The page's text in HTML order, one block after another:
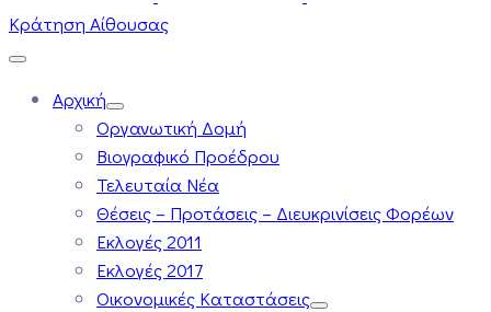
Κράτηση Αίθουσας
Αρχική
Οργανωτική Δομή
Βιογραφικό Προέδρου
Τελευταία Νέα
Θέσεις – Προτάσεις – Διευκρινίσεις Φορέων
Εκλογές 2011
Εκλογές 2017
Οικονομικές Καταστάσεις